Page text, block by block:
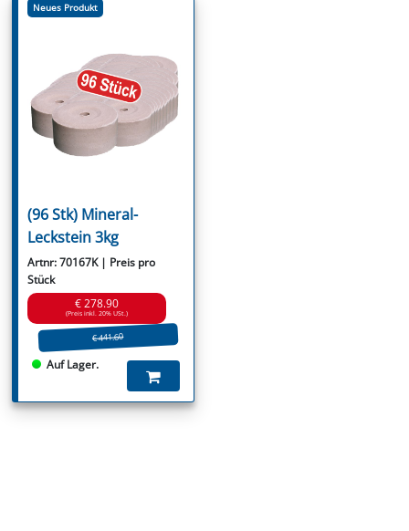
Neues Produkt
(96 Stk) Mineral-
Leckstein 3kg
Artnr: 70167K | Preis pro
Stück
€ 278.90
(Preis inkl. 20% USt.)
€ 441.60
Auf Lager.